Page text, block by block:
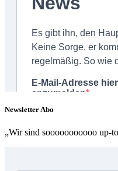
Newsletter Abo
„Wir sind sooooooooooo up-